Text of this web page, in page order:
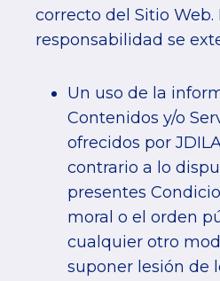
correcto del Sitio Web.
responsabilidad se
Un uso de la
Contenidos y/o
ofrecidos por
contrario a lo
presentes
moral o el orden
cualquier otro
suponer lesión de